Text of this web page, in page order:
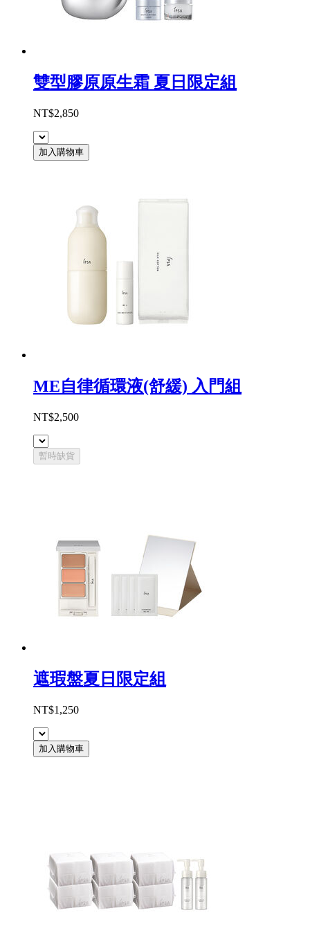
雙型膠原原生霜 夏日限定組
NT$2,850
加入購物車
ME自律循環液(舒緩) 入門組
NT$2,500
暫時缺貨
遮瑕盤夏日限定組
NT$1,250
加入購物車